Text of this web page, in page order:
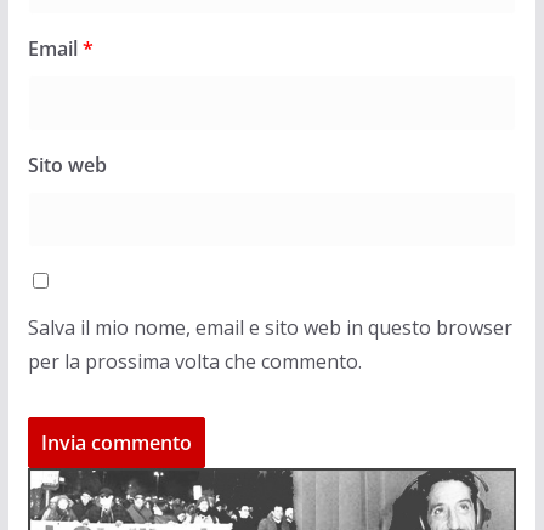
Email*
Sito web
Salva il mio nome, email e sito web in questo browser
per la prossima volta che commento.